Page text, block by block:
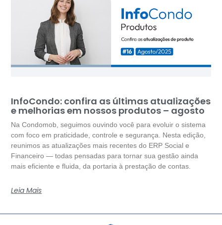
InfoCondo: confira as últimas atualizações
e melhorias em nossos produtos – agosto
Na Condomob, seguimos ouvindo você para evoluir o sistema
com foco em praticidade, controle e segurança. Nesta edição,
reunimos as atualizações mais recentes do ERP Social e
Financeiro — todas pensadas para tornar sua gestão ainda
mais eficiente e fluida, da portaria à prestação de contas.
Leia Mais